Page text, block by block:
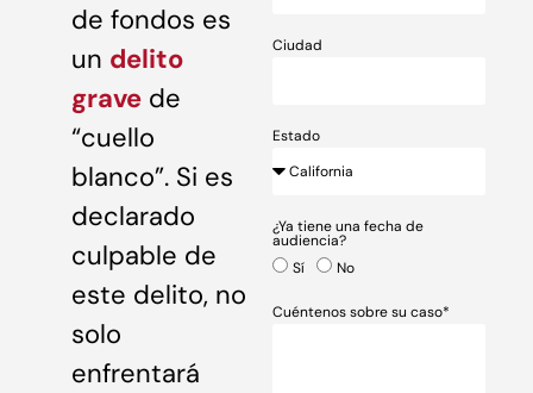
de fondos es
un delito
grave de
“cuello
blanco”. Si es
declarado
culpable de
este delito, no
solo
enfrentará
Ciudad
Estado
¿Ya tiene una fecha de
audiencia?
Sí
No
Cuéntenos sobre su caso*